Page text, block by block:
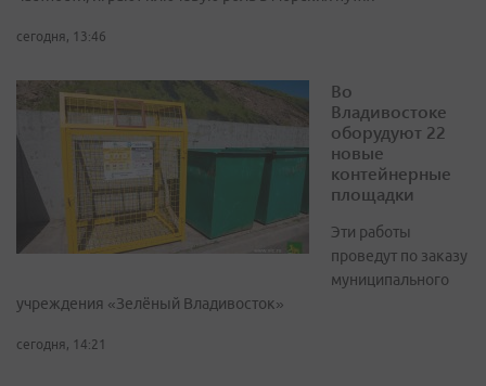
сегодня, 13:46
Во
Владивостоке
оборудуют 22
новые
контейнерные
площадки
Эти работы
проведут по заказу
муниципального
учреждения «Зелёный Владивосток»
сегодня, 14:21